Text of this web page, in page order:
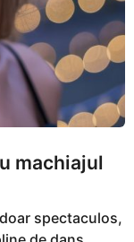
machiajul
spectaculos,